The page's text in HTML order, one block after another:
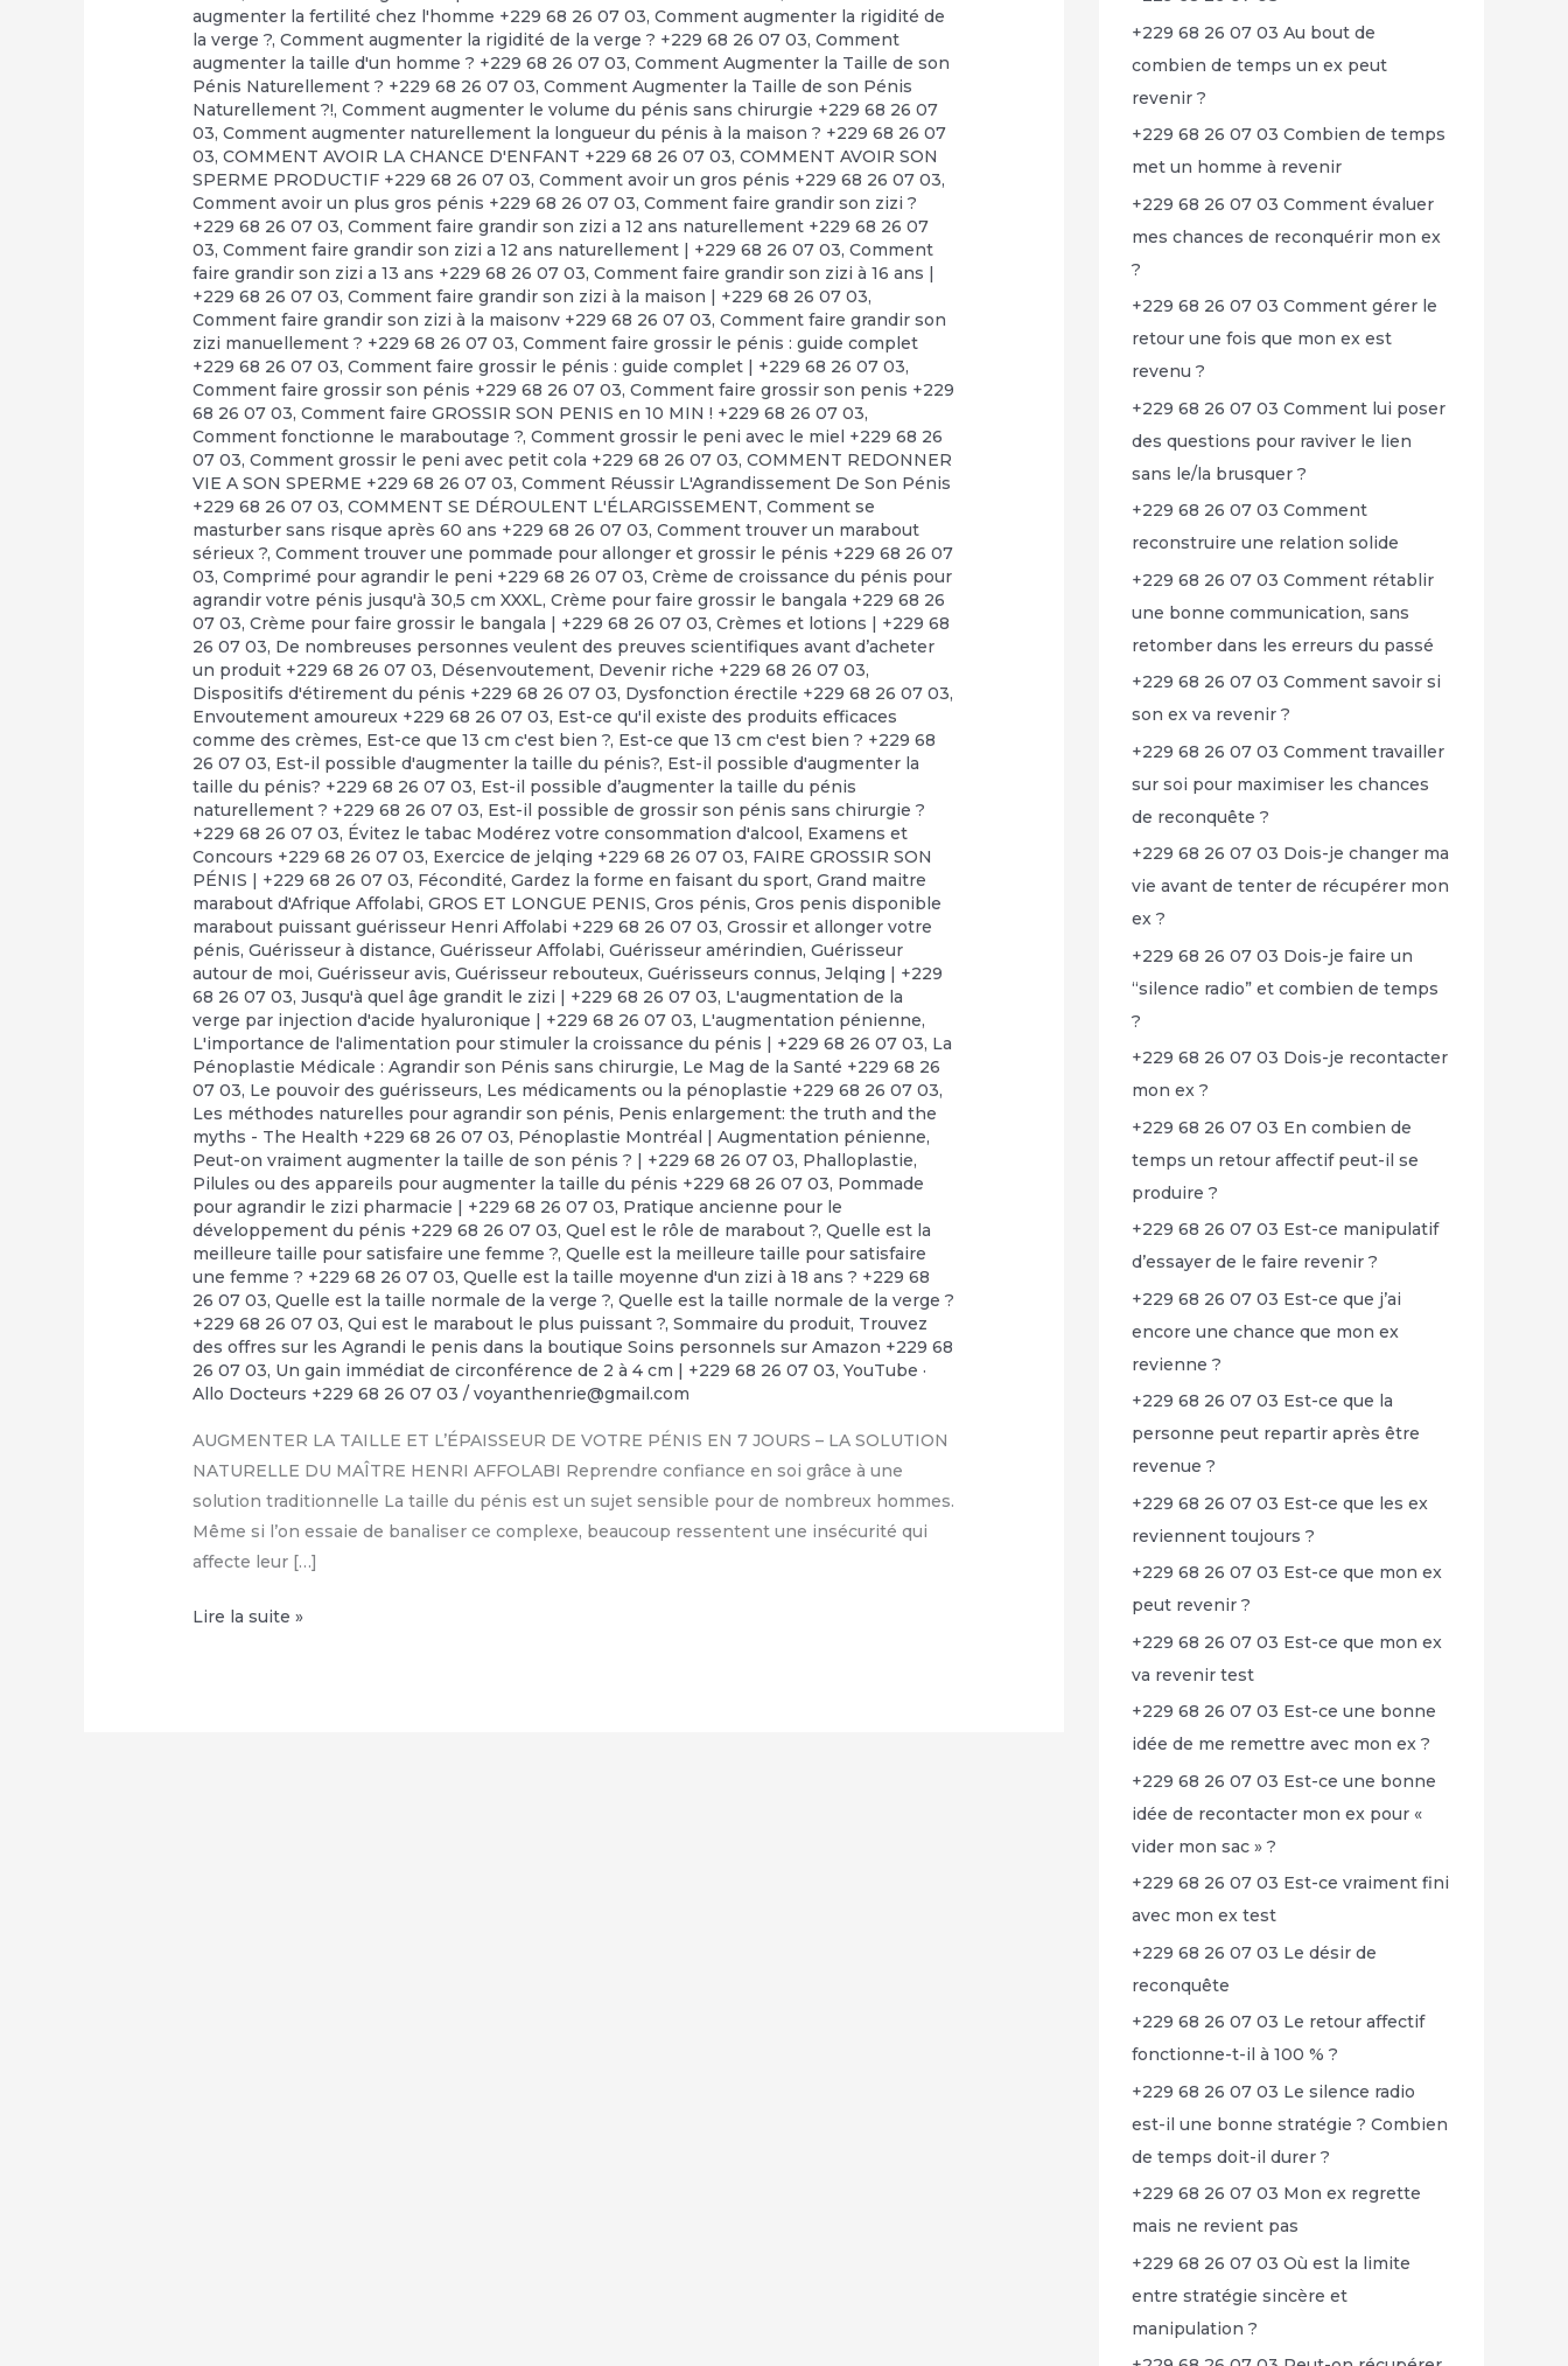
augmenter la fertilité chez l'homme +229 68 26 07 03,Comment augmenter la rigidité de
la verge ?,Comment augmenter la rigidité de la verge ? +229 68 26 07 03,Comment
augmenter la taille d'un homme ? +229 68 26 07 03,Comment Augmenter la Taille de son
Pénis Naturellement ? +229 68 26 07 03,Comment Augmenter la Taille de son Pénis
Naturellement ?!,Comment augmenter le volume du pénis sans chirurgie +229 68 26 07
03,Comment augmenter naturellement la longueur du pénis à la maison ? +229 68 26 07
03,COMMENT AVOIR LA CHANCE D'ENFANT +229 68 26 07 03,COMMENT AVOIR SON
SPERME PRODUCTIF +229 68 26 07 03,Comment avoir un gros pénis +229 68 26 07 03,
Comment avoir un plus gros pénis +229 68 26 07 03,Comment faire grandir son zizi ?
+229 68 26 07 03,Comment faire grandir son zizi a 12 ans naturellement +229 68 26 07
03,Comment faire grandir son zizi a 12 ans naturellement | +229 68 26 07 03,Comment
faire grandir son zizi a 13 ans +229 68 26 07 03,Comment faire grandir son zizi à 16 ans |
+229 68 26 07 03,Comment faire grandir son zizi à la maison | +229 68 26 07 03,
Comment faire grandir son zizi à la maisonv +229 68 26 07 03,Comment faire grandir son
zizi manuellement ? +229 68 26 07 03,Comment faire grossir le pénis : guide complet
+229 68 26 07 03,Comment faire grossir le pénis : guide complet | +229 68 26 07 03,
Comment faire grossir son pénis +229 68 26 07 03,Comment faire grossir son penis +229
68 26 07 03,Comment faire GROSSIR SON PENIS en 10 MIN ! +229 68 26 07 03,
Comment fonctionne le maraboutage ?,Comment grossir le peni avec le miel +229 68 26
07 03,Comment grossir le peni avec petit cola +229 68 26 07 03,COMMENT REDONNER
VIE A SON SPERME +229 68 26 07 03,Comment Réussir L'Agrandissement De Son Pénis
+229 68 26 07 03,COMMENT SE DÉROULENT L'ÉLARGISSEMENT,Comment se
masturber sans risque après 60 ans +229 68 26 07 03,Comment trouver un marabout
sérieux ?,Comment trouver une pommade pour allonger et grossir le pénis +229 68 26 07
03,Comprimé pour agrandir le peni +229 68 26 07 03,Crème de croissance du pénis pour
agrandir votre pénis jusqu'à 30,5 cm XXXL,Crème pour faire grossir le bangala +229 68 26
07 03,Crème pour faire grossir le bangala | +229 68 26 07 03,Crèmes et lotions | +229 68
26 07 03, De nombreuses personnes veulent des preuves scientifiques avant d’acheter
un produit +229 68 26 07 03, Désenvoutement, Devenir riche +229 68 26 07 03,
Dispositifs d'étirement du pénis +229 68 26 07 03, Dysfonction érectile +229 68 26 07 03,
Envoutement amoureux +229 68 26 07 03, Est-ce qu'il existe des produits efficaces
comme des crèmes, Est-ce que 13 cm c'est bien ?, Est-ce que 13 cm c'est bien ? +229 68
26 07 03, Est-il possible d'augmenter la taille du pénis?, Est-il possible d'augmenter la
taille du pénis? +229 68 26 07 03, Est-il possible d’augmenter la taille du pénis
naturellement ? +229 68 26 07 03, Est-il possible de grossir son pénis sans chirurgie ?
+229 68 26 07 03, Évitez le tabac Modérez votre consommation d'alcool , Examens et
Concours +229 68 26 07 03, Exercice de jelqing +229 68 26 07 03, FAIRE GROSSIR SON
PÉNIS | +229 68 26 07 03, Fécondité,Gardez la forme en faisant du sport,Grand maitre
marabout d'Afrique Affolabi,GROS ET LONGUE PENIS,Gros pénis,Gros penis disponible
marabout puissant guérisseur Henri Affolabi +229 68 26 07 03,Grossir et allonger votre
pénis,Guérisseur à distance,Guérisseur Affolabi,Guérisseur amérindien,Guérisseur
autour de moi,Guérisseur avis,Guérisseur rebouteux,Guérisseurs connus,Jelqing | +229
68 26 07 03,Jusqu'à quel âge grandit le zizi | +229 68 26 07 03, L'augmentation de la
verge par injection d'acide hyaluronique | +229 68 26 07 03, L'augmentation pénienne,
L'importance de l'alimentation pour stimuler la croissance du pénis | +229 68 26 07 03, La
Pénoplastie Médicale : Agrandir son Pénis sans chirurgie, Le Mag de la Santé +229 68 26
07 03, Le pouvoir des guérisseurs, Les médicaments ou la pénoplastie +229 68 26 07 03,
Les méthodes naturelles pour agrandir son pénis, Penis enlargement: the truth and the
myths - The Health +229 68 26 07 03, Pénoplastie Montréal | Augmentation pénienne,
Peut-on vraiment augmenter la taille de son pénis ? | +229 68 26 07 03, Phalloplastie,
Pilules ou des appareils pour augmenter la taille du pénis +229 68 26 07 03, Pommade
pour agrandir le zizi pharmacie | +229 68 26 07 03, Pratique ancienne pour le
développement du pénis +229 68 26 07 03,Quel est le rôle de marabout ?,Quelle est la
meilleure taille pour satisfaire une femme ?,Quelle est la meilleure taille pour satisfaire
une femme ? +229 68 26 07 03,Quelle est la taille moyenne d'un zizi à 18 ans ? +229 68
26 07 03,Quelle est la taille normale de la verge ?,Quelle est la taille normale de la verge ?
+229 68 26 07 03,Qui est le marabout le plus puissant ?,Sommaire du produit, Trouvez
des offres sur les Agrandi le penis dans la boutique Soins personnels sur Amazon +229 68
26 07 03, Un gain immédiat de circonférence de 2 à 4 cm | +229 68 26 07 03,YouTube ·
Allo Docteurs +229 68 26 07 03 /voyanthenrie@gmail.com
AUGMENTER LA TAILLE ET L’ÉPAISSEUR DE VOTRE PÉNIS EN 7 JOURS – LA SOLUTION
NATURELLE DU MAÎTRE HENRI AFFOLABI Reprendre confiance en soi grâce à une
solution traditionnelle La taille du pénis est un sujet sensible pour de nombreux hommes.
Même si l’on essaie de banaliser ce complexe, beaucoup ressentent une insécurité qui
affecte leur […]
COMMENT
Lire la suite »
+229 68 26 07 03 Au bout de
combien de temps un ex peut
revenir ?
+229 68 26 07 03 Combien de temps
met un homme à revenir
+229 68 26 07 03 Comment évaluer
mes chances de reconquérir mon ex
?
+229 68 26 07 03 Comment gérer le
retour une fois que mon ex est
revenu ?
+229 68 26 07 03 Comment lui poser
des questions pour raviver le lien
sans le/la brusquer ?
+229 68 26 07 03 Comment
reconstruire une relation solide
+229 68 26 07 03 Comment rétablir
une bonne communication, sans
retomber dans les erreurs du passé
+229 68 26 07 03 Comment savoir si
son ex va revenir ?
+229 68 26 07 03 Comment travailler
sur soi pour maximiser les chances
de reconquête ?
+229 68 26 07 03 Dois-je changer ma
vie avant de tenter de récupérer mon
ex ?
+229 68 26 07 03 Dois-je faire un
“silence radio” et combien de temps
?
+229 68 26 07 03 Dois-je recontacter
mon ex ?
+229 68 26 07 03 En combien de
temps un retour affectif peut-il se
produire ?
+229 68 26 07 03 Est-ce manipulatif
d’essayer de le faire revenir ?
+229 68 26 07 03 Est-ce que j’ai
encore une chance que mon ex
revienne ?
+229 68 26 07 03 Est-ce que la
personne peut repartir après être
revenue ?
+229 68 26 07 03 Est-ce que les ex
reviennent toujours ?
+229 68 26 07 03 Est-ce que mon ex
peut revenir ?
+229 68 26 07 03 Est-ce que mon ex
va revenir test
+229 68 26 07 03 Est-ce une bonne
idée de me remettre avec mon ex ?
+229 68 26 07 03 Est-ce une bonne
idée de recontacter mon ex pour «
vider mon sac » ?
+229 68 26 07 03 Est-ce vraiment fini
avec mon ex test
+229 68 26 07 03 Le désir de
reconquête
+229 68 26 07 03 Le retour affectif
fonctionne-t-il à 100 % ?
+229 68 26 07 03 Le silence radio
est-il une bonne stratégie ? Combien
de temps doit-il durer ?
+229 68 26 07 03 Mon ex regrette
mais ne revient pas
+229 68 26 07 03 Où est la limite
entre stratégie sincère et
manipulation ?